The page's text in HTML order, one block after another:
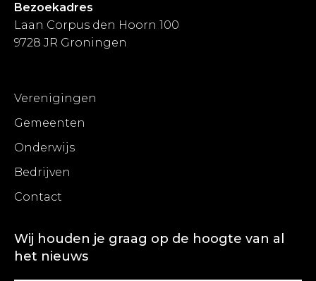
Bezoekadres
Laan Corpus den Hoorn 100
9728 JR Groningen
Verenigingen
Gemeenten
Onderwijs
Bedrijven
Contact
Wij houden je graag op de hoogte van al
het nieuws